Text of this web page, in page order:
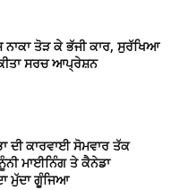
ਨਾਕਾ ਤੋੜ ਕੇ ਭੱਜੀ ਕਾਰ, ਸੁਰੱਖਿਆ
ਸਰਚ ਆਪ੍ਰੇਸ਼ਨ
ਦੀ ਕਾਰਵਾਈ ਸੋਮਵਾਰ ਤੱਕ
ਮਾਈਨਿੰਗ ਤੇ ਕੈਨੇਡਾ
ਮੁੱਦਾ ਗੂੰਜਿਆ